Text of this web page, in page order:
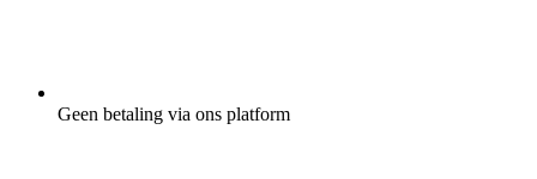
Geen betaling via ons platform